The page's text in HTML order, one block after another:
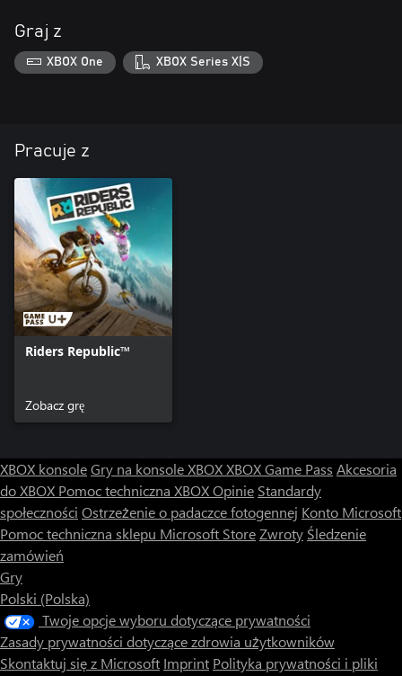
Graj z
XBOX One XBOX Series X|S
Pracuje z
Riders Republic™
Zobacz grę
XBOX konsoleGry na konsole XBOXXBOX Game Pass Akcesoria
do XBOX Pomoc techniczna XBOXOpinie Standardy
społeczności Ostrzeżenie o padaczce fotogennej Konto Microsoft
Pomoc techniczna sklepu Microsoft StoreZwroty Śledzenie
zamówień
Gry
Polski (Polska)
Twoje opcje wyboru dotyczące prywatności
Zasady prywatności dotyczące zdrowia użytkowników
Skontaktuj się z Microsoft Imprint Polityka prywatności i pliki